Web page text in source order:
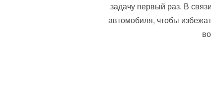
задачу первый раз. В
автомобиля, чтобы